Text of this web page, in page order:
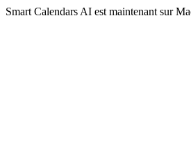
Smart Calendars AI est maintenant sur